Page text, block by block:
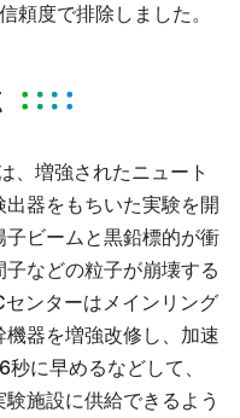
頼度で排除しました。
、増強されたニュート
器をもちいた実験を開
ビームと黒鉛標的が衝
などの粒子が崩壊する
ンターはメインリング
器を増強改修し、加速
に早めるなどして、
施設に供給できるよう